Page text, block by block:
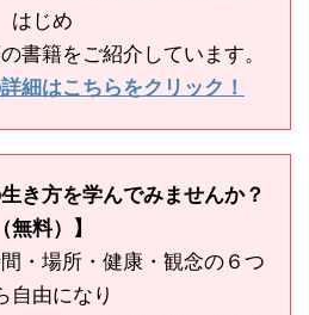
はじめ
書籍をご紹介しています。
細はこちらをクリック！
き方を学んでみませんか？
（無料）】
・場所・健康・観念の６つ
自由になり